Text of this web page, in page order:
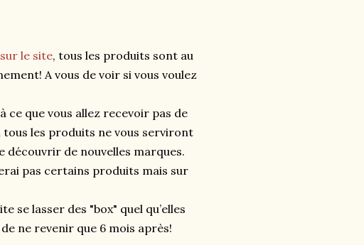
sur le site, tous les produits sont au
A vous de voir si vous voulez
ce que vous allez recevoir pas de
les produits ne vous serviront
découvrir de nouvelles marques.
pas certains produits mais sur
se lasser des "box" quel qu’elles
ne revenir que 6 mois après!